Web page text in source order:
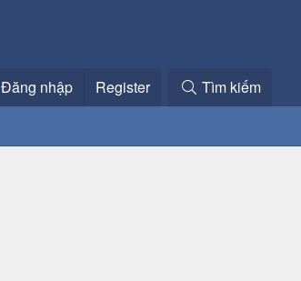
Đăng nhập Register Tìm kiếm